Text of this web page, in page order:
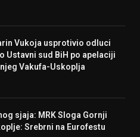
Vukoja usprotivio odluci
Ustavni sud BiH po apelaciji
Vakufa-Uskoplja
sjaja: MRK Sloga Gornji
Srebrni na Eurofestu